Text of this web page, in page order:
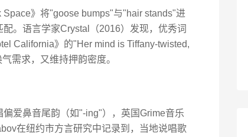
》将"goose bumps"与"hair stands"进
。语言学家Crystal（2016）发现，优秀词
California》的"Her mind is Tiffany-twisted,
需求，又维持押韵密度。
爱鼻音尾韵（如"-ing"），英国Grime音乐
在纽约市方言研究中记录到，当地说唱歌